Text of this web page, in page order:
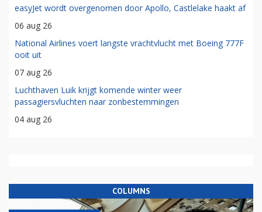
easyJet wordt overgenomen door Apollo, Castlelake haakt af
06 aug 26
National Airlines voert langste vrachtvlucht met Boeing 777F
ooit uit
07 aug 26
Luchthaven Luik krijgt komende winter weer
passagiersvluchten naar zonbestemmingen
04 aug 26
COLUMNS